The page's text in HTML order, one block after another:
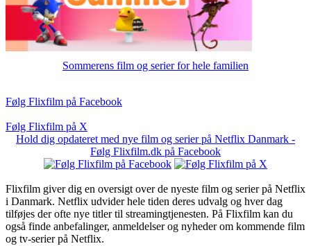
Sommerens film og serier for hele familien
Følg Flixfilm på Facebook
Følg Flixfilm på X
Hold dig opdateret med nye film og serier på Netflix Danmark -
Følg Flixfilm.dk på Facebook
Flixfilm giver dig en oversigt over de nyeste film og serier på Netflix
i Danmark. Netflix udvider hele tiden deres udvalg og hver dag
tilføjes der ofte nye titler til streamingtjenesten. På Flixfilm kan du
også finde anbefalinger, anmeldelser og nyheder om kommende film
og tv-serier på Netflix.